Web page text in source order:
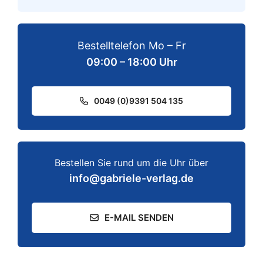
Bestelltelefon Mo – Fr
09:00 – 18:00 Uhr
0049 (0)9391 504 135
Bestellen Sie rund um die Uhr über
info@gabriele-verlag.de
E-MAIL SENDEN